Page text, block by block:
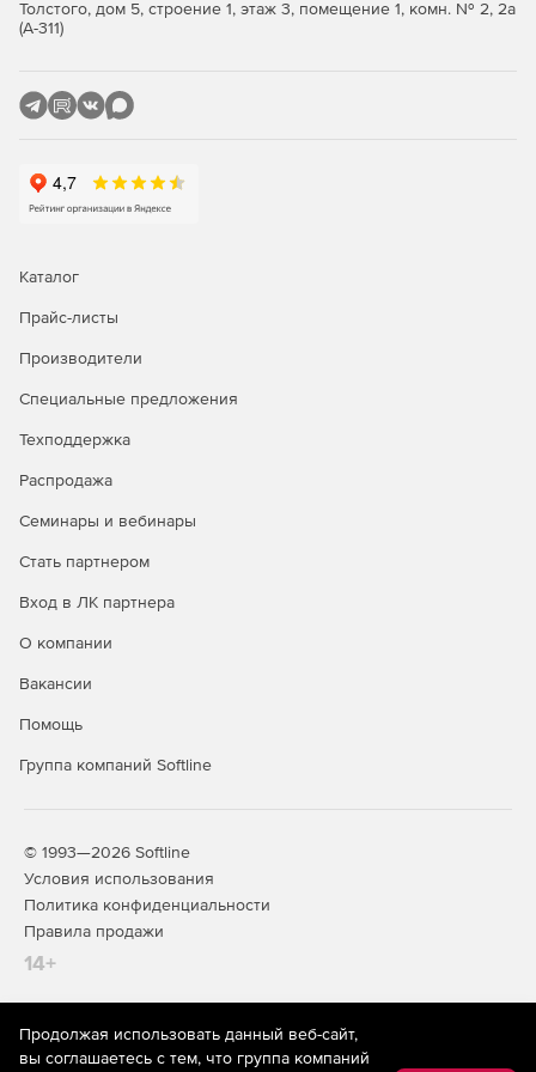
Все возможности Квант.
экрана с важной информацией, распознавание лиц,
Маркировка изображений при скриншоте данных,
данных.
WhatsApp, признана экстремистской, ее деятельность на
Толстого, дом 5, строение 1, этаж 3, помещение 1, комн. № 2, 2а
(А-311)
Каталог
Прайс-листы
Производители
Специальные предложения
Техподдержка
Распродажа
Семинары и вебинары
Стать партнером
Вход в ЛК партнера
О компании
Вакансии
Помощь
Группа компаний Softline
© 1993—2026 Softline
Условия использования
Политика конфиденциальности
Правила продажи
14+
На информационном ресурсе store.softline.ru применяются
рекомендательные технологии(информационные технологии
Продолжая использовать данный веб-сайт,
вы соглашаетесь с тем, что группа компаний